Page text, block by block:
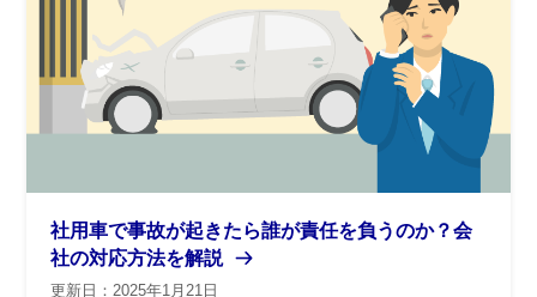
社用車で事故が起きたら誰が責任を負うのか？会
社の対応方法を解説
更新日：2025年1月21日